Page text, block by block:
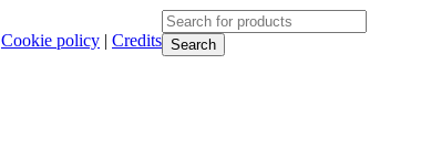
Cookie policy | Credits Search